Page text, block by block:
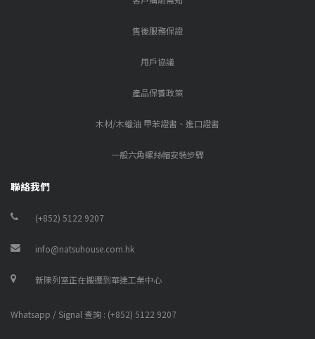
售後服務保證
用戶協議
產品保養政策
木材/木蠟油 甲苯證書、進口證書
一般六角螺絲帽安裝步驟
聯絡我們
(+852) 5122 9207
info@natsuhouse.com.hk
新陳列室正在搬遷到華達工業中心
Whatsapp / Signal 查詢 : (+852) 5122 9207